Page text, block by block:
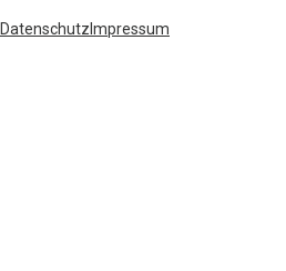
Datenschutz Impressum